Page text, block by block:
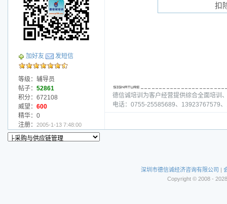
加好友 发短信
等级：辅导员
帖子： 52861
积分：672108
威望： 600
精华：0
注册： 2005-1-13 7:48:00
扣
德信诚培训为客户经营提供综合全面培训
电话：0755-25585689、13923767579
深圳市德信诚经济咨询有限公司 |
Copyright © 2008 -